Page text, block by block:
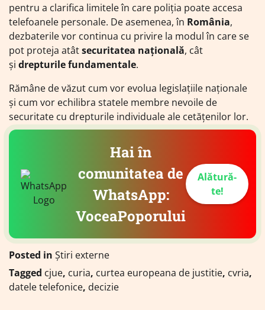
pentru a clarifica limitele în care poliția poate accesa
telefoanele personale. De asemenea, în România,
dezbaterile vor continua cu privire la modul în care se
pot proteja atâtsecuritatea națională, cât
și drepturile fundamentale.
Rămâne de văzut cum vor evolua legislațiile naționale
și cum vor echilibra statele membre nevoile de
securitate cu drepturile individuale ale cetățenilor lor.
Hai în
comunitatea de
WhatsApp:
VoceaPoporului
Alătură-
te!
Posted in Știri externe
Tagged cjue, curia, curtea europeana de justitie, cvria,
datele telefonice, decizie